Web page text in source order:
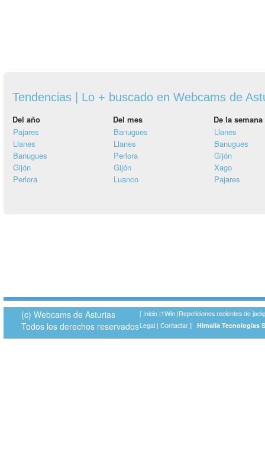
Tendencias | Lo + buscado en Webcams de
Del año Del mes
De la semana
Pajares
Llanes
Banugues
Gijón
Perlora
Banugues
Llanes
Perlora
Gijón
Luanco
Llanes
Banugues
Gijón
Xago
Pajares
(c) Webcams de Asturias
Todos los derechos reservados
[ Inicio |1Win |Repeticiones recientes de
Legal | Contactar ] Himalia Tecnologías